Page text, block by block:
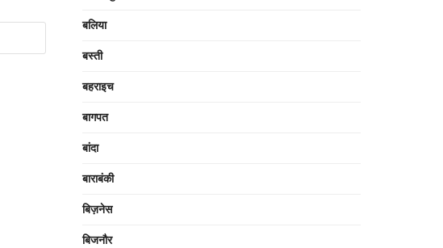
बलिया
बस्ती
बहराइच
बागपत
बांदा
बाराबंकी
बिज़नेस
बिजनौर